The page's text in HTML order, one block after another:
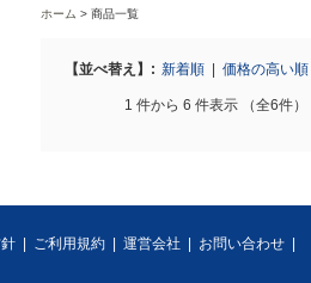
ホーム 商品一覧
【並べ替え】: 新着順 価格の高い順
1 件から 6 件表示 （全6件）
ご利用規約 運営会社 お問い合わせ